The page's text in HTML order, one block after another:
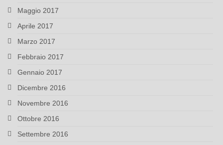
Maggio 2017
Aprile 2017
Marzo 2017
Febbraio 2017
Gennaio 2017
Dicembre 2016
Novembre 2016
Ottobre 2016
Settembre 2016